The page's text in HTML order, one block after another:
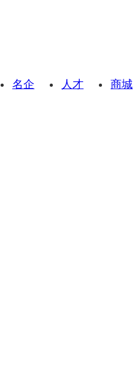
名企 人才 商城